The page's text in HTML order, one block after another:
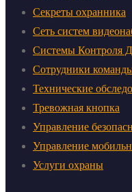
Секреты охранника
Сеть систем
Системы Контроля
Сотрудники
Технические
Тревожная кнопка
Управление
Управление
Услуги охраны